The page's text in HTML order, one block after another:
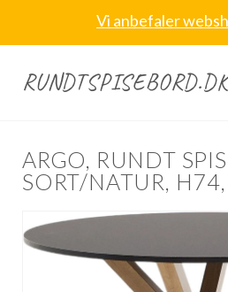
Vi anbefaler
RUNDTSPISEBORD.DK
ARGO, RUNDT
SORT/NATUR,